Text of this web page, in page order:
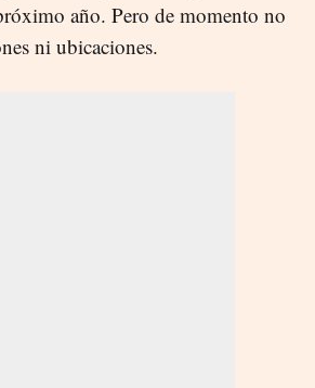
año. Pero de momento no
ni ubicaciones.